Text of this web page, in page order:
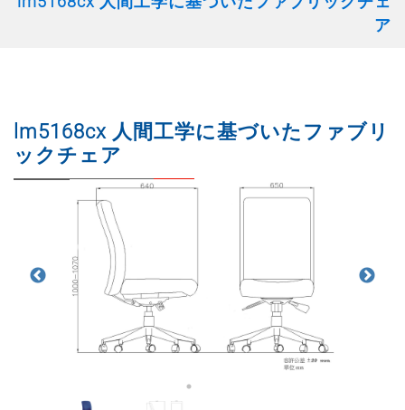
ア
lm5168cx 人間工学に基づいたファブリ
ックチェア